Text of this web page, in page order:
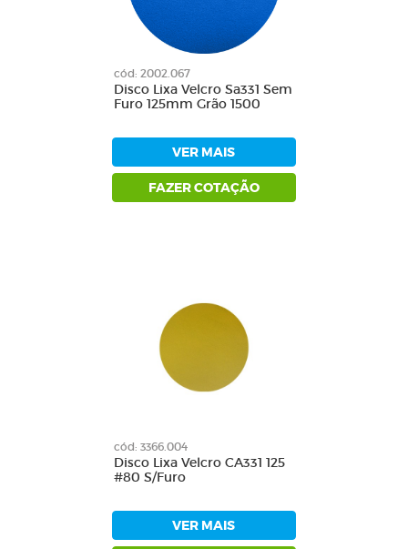
cód: 2002.067
Disco Lixa Velcro Sa331 Sem
Furo 125mm Grão 1500
VER MAIS
FAZER COTAÇÃO
cód: 3366.004
Disco Lixa Velcro CA331 125
#80 S/Furo
VER MAIS